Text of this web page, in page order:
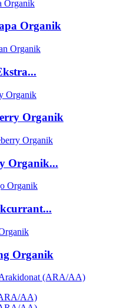
Organik
Organik
Organik...
Organik